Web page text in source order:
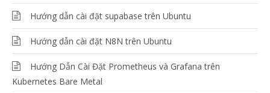
Hướng dẫn cài đặt supabase trên Ubuntu
Hướng dẫn cài đặt N8N trên Ubuntu
Hướng Dẫn Cài Đặt Prometheus và Grafana trên
Kubernetes Bare Metal